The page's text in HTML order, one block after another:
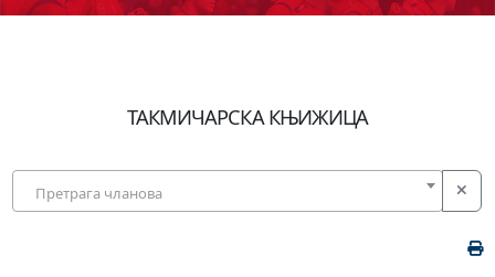
ТАКМИЧАРСКА КЊИЖИЦА
Претрага чланова